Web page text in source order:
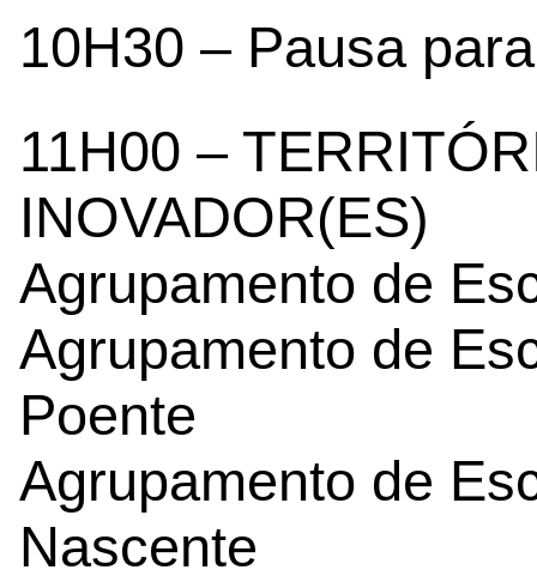
10H30 – Pausa
11H00 –
INOVADOR(ES)
Agrupamento de
Agrupamento de
Poente
Agrupamento de
Nascente